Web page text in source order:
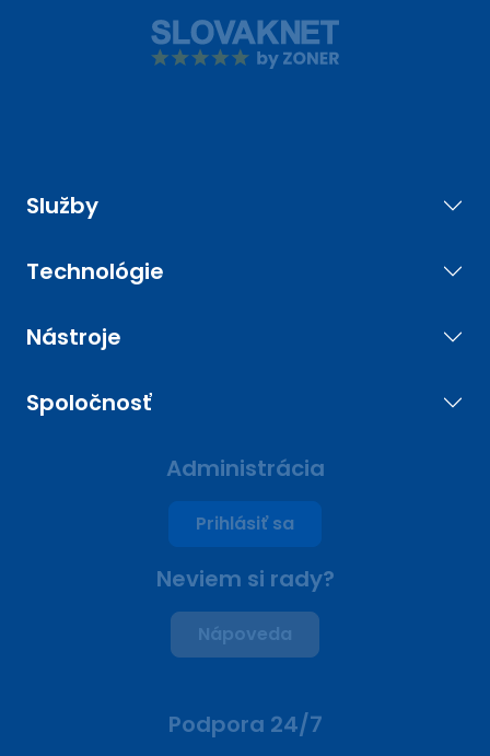
Služby
Technológie
Nástroje
Spoločnosť
Administrácia
Prihlásiť sa
Neviem si rady?
Nápoveda
Podpora 24/7